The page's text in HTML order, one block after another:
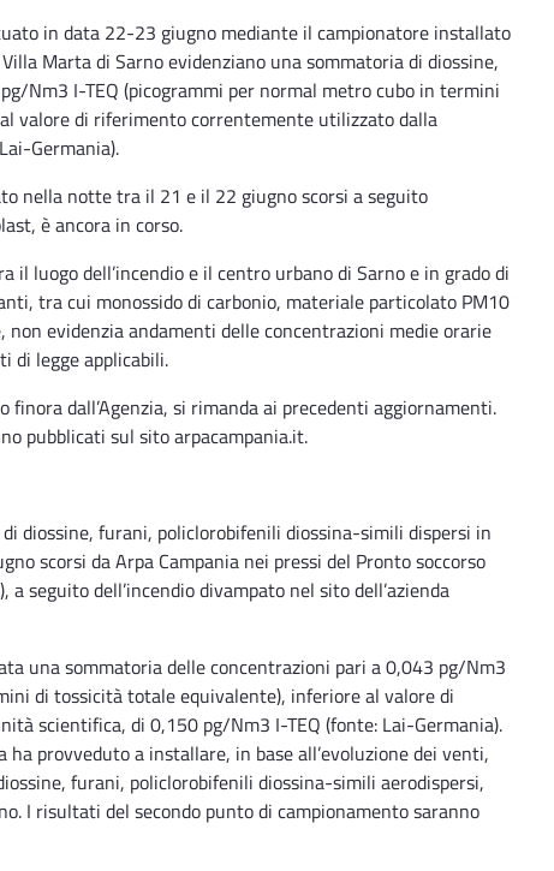
in data 22-23 giugno mediante il campionatore installato
Marta di Sarno evidenziano una sommatoria di diossine,
Nm3 I-TEQ (picogrammi per normal metro cubo in termini
valore di riferimento correntemente utilizzato dalla
Germania).
nella notte tra il 21 e il 22 giugno scorsi a seguito
è ancora in corso.
luogo dell’incendio e il centro urbano di Sarno e in grado di
tra cui monossido di carbonio, materiale particolato PM10
non evidenzia andamenti delle concentrazioni medie orarie
di legge applicabili.
dall’Agenzia, si rimanda ai precedenti aggiornamenti.
pubblicati sul sito arpacampania.it.
diossine, furani, policlorobifenili diossina-simili dispersi in
scorsi da Arpa Campania nei pressi del Pronto soccorso
a seguito dell’incendio divampato nel sito dell’azienda
una sommatoria delle concentrazioni pari a 0,043 pg/Nm3
di tossicità totale equivalente), inferiore al valore di
scientifica, di 0,150 pg/Nm3 I-TEQ (fonte: Lai-Germania).
ha provveduto a installare, in base all’evoluzione dei venti,
furani, policlorobifenili diossina-simili aerodispersi,
I risultati del secondo punto di campionamento saranno